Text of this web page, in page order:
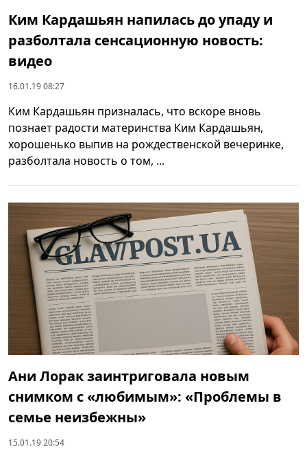
Ким Кардашьян напилась до упаду и
разболтала сенсационную новость:
видео
16.01.19 08:27
Ким Кардашьян призналась, что вскоре вновь
познает радости материнства Ким Кардашьян,
хорошенько выпив на рождественской вечеринке,
разболтала новость о том, ...
Ани Лорак заинтриговала новым
снимком с «любимым»: «Проблемы в
семье неизбежны»
15.01.19 20:54